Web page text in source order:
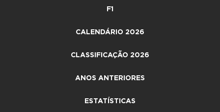
F1
CALENDÁRIO 2026
CLASSIFICAÇÃO 2026
ANOS ANTERIORES
ESTATÍSTICAS